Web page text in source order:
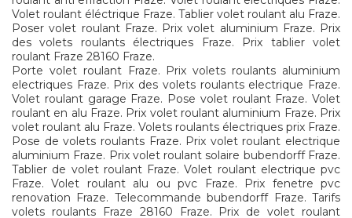
Volet roulant éléctrique Fraze. Tablier volet roulant alu Fraze.
Poser volet roulant Fraze. Prix volet aluminium Fraze. Prix
des volets roulants électriques Fraze. Prix tablier volet
roulant Fraze 28160 Fraze.
Porte volet roulant Fraze. Prix volets roulants aluminium
electriques Fraze. Prix des volets roulants electrique Fraze.
Volet roulant garage Fraze. Pose volet roulant Fraze. Volet
roulant en alu Fraze. Prix volet roulant aluminium Fraze. Prix
volet roulant alu Fraze. Volets roulants électriques prix Fraze.
Pose de volets roulants Fraze. Prix volet roulant electrique
aluminium Fraze. Prix volet roulant solaire bubendorff Fraze.
Tablier de volet roulant Fraze. Volet roulant electrique pvc
Fraze. Volet roulant alu ou pvc Fraze. Prix fenetre pvc
renovation Fraze. Telecommande bubendorff Fraze. Tarifs
volets roulants Fraze 28160 Fraze. Prix de volet roulant